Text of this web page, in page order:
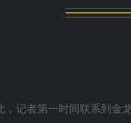
者第一时间联系到金